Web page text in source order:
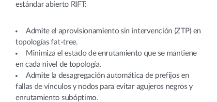
estándar abierto RIFT:
Admite el aprovisionamiento sin intervención (ZTP) en
topologías fat-tree.
Minimiza el estado de enrutamiento que se mantiene
en cada nivel de topología.
Admite la desagregación automática de prefijos en
fallas de vínculos y nodos para evitar agujeros negros y
enrutamiento subóptimo.